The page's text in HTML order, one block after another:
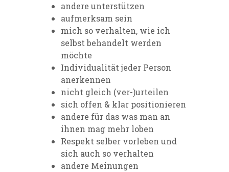
andere unterstützen
aufmerksam sein
mich so verhalten, wie ich
selbst behandelt werden
möchte
Individualität jeder Person
anerkennen
nicht gleich (ver-)urteilen
sich offen & klar positionieren
andere für das was man an
ihnen mag mehr loben
Respekt selber vorleben und
sich auch so verhalten
andere Meinungen